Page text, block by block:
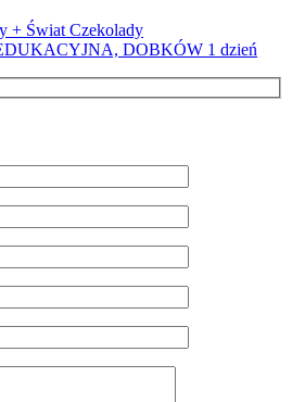
+ Świat Czekolady
DOBKÓW 1 dzień